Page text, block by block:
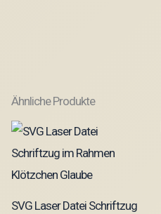
Ähnliche Produkte
SVG Laser Datei Schriftzug